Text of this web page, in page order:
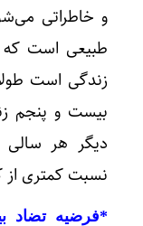
و خاطراتی
طبیعی است
زندگی است
بیست و پنجم
دیگر هر
نسبت کمتری از
*فرضیه تضاد